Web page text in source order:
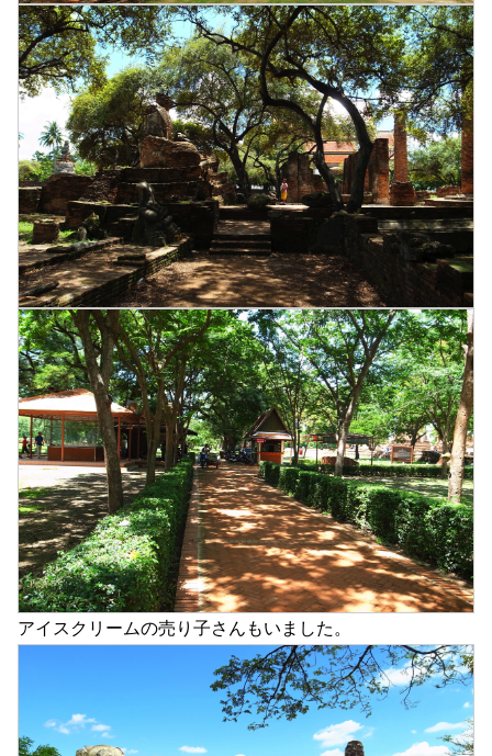
アイスクリームの売り子さんもいました。